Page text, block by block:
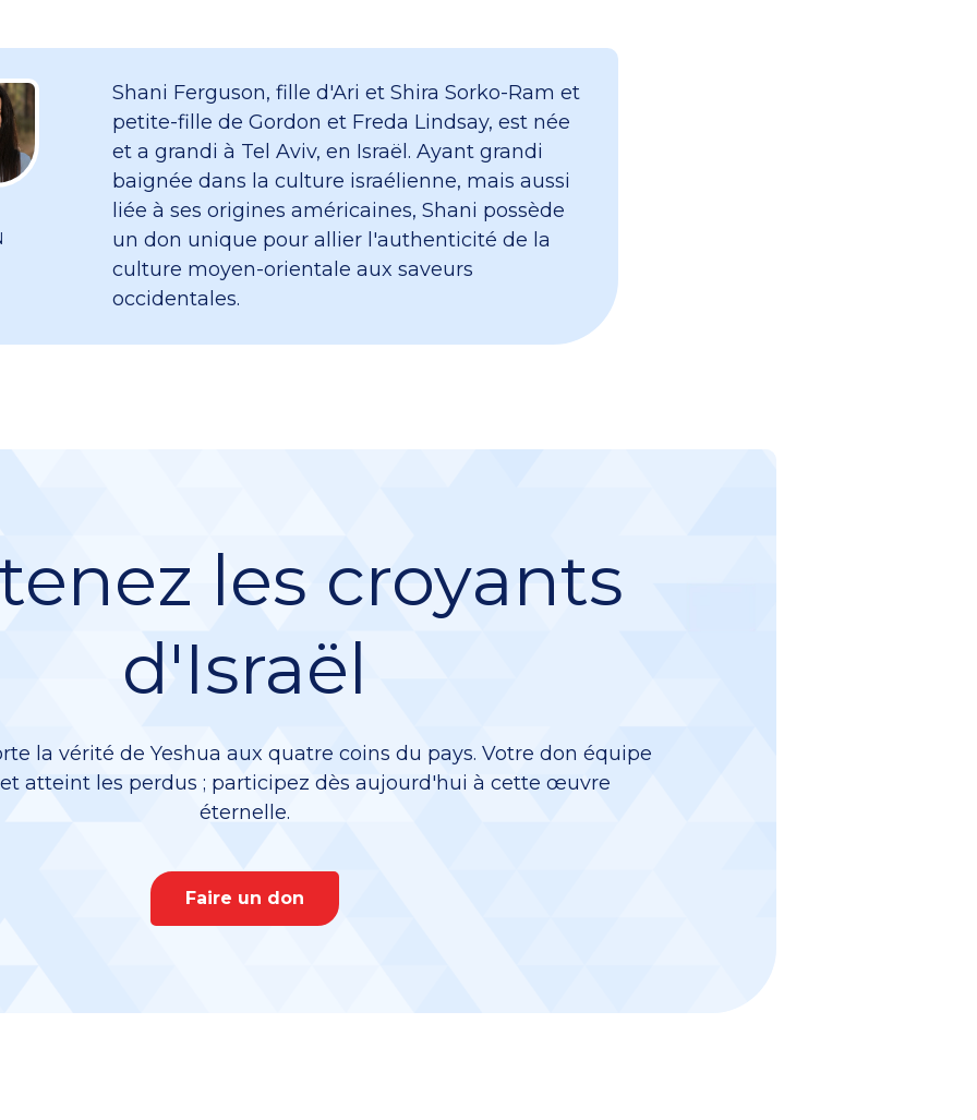
Shani Ferguson, fille d'Ari et Shira Sorko-Ram et
petite-fille de Gordon et Freda Lindsay, est née
et a grandi à Tel Aviv, en Israël. Ayant grandi
baignée dans la culture israélienne, mais aussi
liée à ses origines américaines, Shani possède
un don unique pour allier l'authenticité de la
culture moyen-orientale aux saveurs
occidentales.
les croyants
d'Israël
la vérité de Yeshua aux quatre coins du pays. Votre don équipe
atteint les perdus ; participez dès aujourd'hui à cette œuvre
éternelle.
Faire un don